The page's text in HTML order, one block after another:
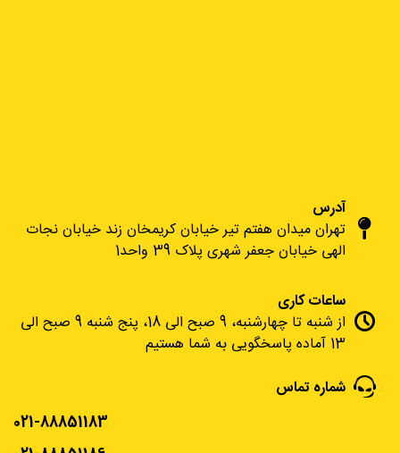
آدرس
تهران میدان هفتم تیر خیابان کریمخان زند خیابان نجات
الهی خیابان جعفر شهری پلاک 39 واحد1
ساعات کاری
از شنبه تا چهارشنبه، 9 صبح الی 18، پنج شنبه 9 صبح الی
13 آماده پاسخگویی به شما هستیم
شماره تماس
021-88851183